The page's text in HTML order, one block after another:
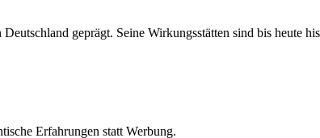
geprägt. Seine Wirkungsstätten sind bis heute
Erfahrungen statt Werbung.